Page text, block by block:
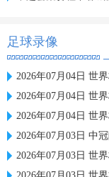
足球录像
2026年07月04日 世
2026年07月04日 世
2026年07月04日 世
2026年07月03日 中冠附
2026年07月03日 世